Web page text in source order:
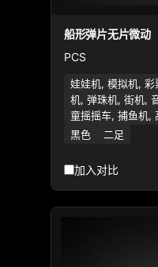
船形弹片无片微动
PCS
娃娃机, 模拟机,
机, 弹珠机, 街机,
童摇摇车, 捕鱼机,
黑色
二足
加入对比